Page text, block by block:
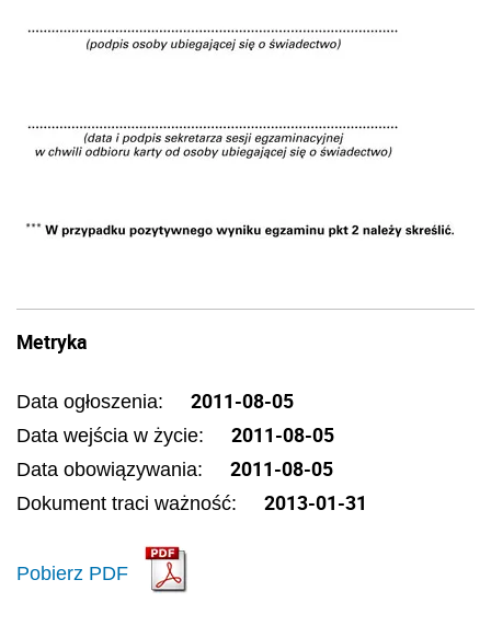
Metryka
Data ogłoszenia: 2011-08-05
Data wejścia w życie: 2011-08-05
Data obowiązywania: 2011-08-05
Dokument traci ważność: 2013-01-31
Pobierz PDF